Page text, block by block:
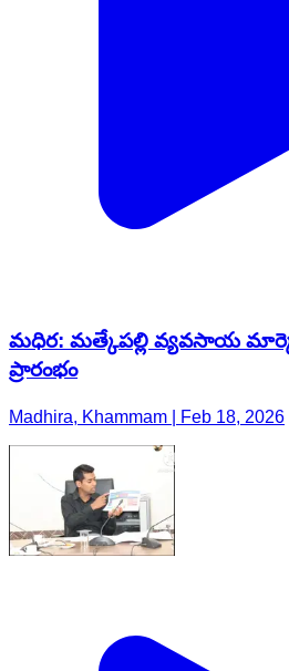
మధిర: మత్కేపల్లి వ్యవసాయ
ప్రారంభం
Madhira, Khammam | Feb 18, 2026